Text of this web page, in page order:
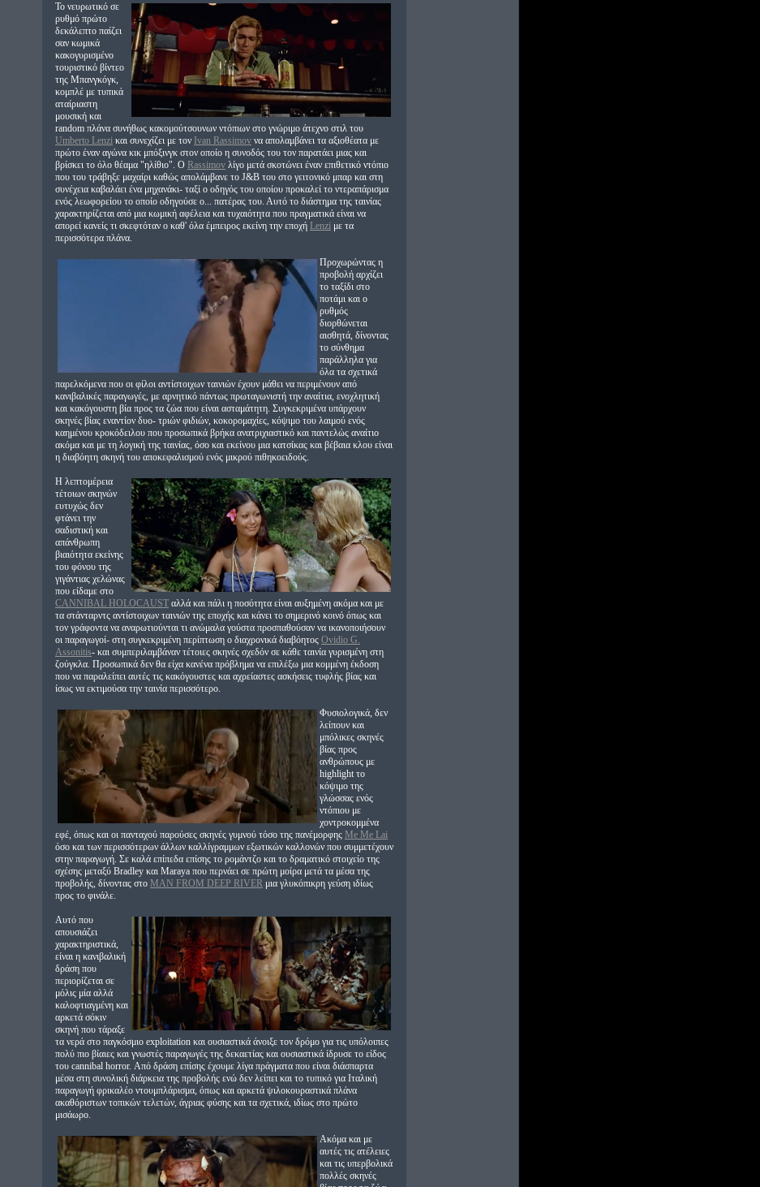
Το νευρωτικό σε
ρυθμό πρώτο
δεκάλεπτο παίζει
σαν κωμικά
κακογυρισμένο
τουριστικό βίντεο
της Μπανγκόγκ,
κομπλέ με τυπικά
αταίριαστη
μουσική και
random πλάνα συνήθως κακομούτσουνων ντόπιων στο γνώριμο άτεχνο στιλ του
Umberto Lenzi και συνεχίζει με τον Ivan Rassimov να απολαμβάνει τα αξιοθέατα με
πρώτο έναν αγώνα κικ μπόξινγκ στον οποίο η συνοδός του τον παρατάει μιας και
βρίσκει το όλο θέαμα "ηλίθιο". Ο Rassimov λίγο μετά σκοτώνει έναν επιθετικό ντόπιο
που του τράβηξε μαχαίρι καθώς απολάμβανε το J&B του στο γειτονικό μπαρ και στη
συνέχεια καβαλάει ένα μηχανάκι- ταξί ο οδηγός του οποίου προκαλεί το ντεραπάρισμα
ενός λεωφορείου το οποίο οδηγούσε ο... πατέρας του. Αυτό το διάστημα της ταινίας
χαρακτηρίζεται από μια κωμική αφέλεια και τυχαιότητα που πραγματικά είναι να
απορεί κανείς τι σκεφτόταν ο καθ' όλα έμπειρος εκείνη την εποχή Lenzi με τα
περισσότερα πλάνα.
Προχωρώντας η
προβολή αρχίζει
το ταξίδι στο
ποτάμι και ο
ρυθμός
διορθώνεται
αισθητά, δίνοντας
το σύνθημα
παράλληλα για
όλα τα σχετικά
παρελκόμενα που οι φίλοι αντίστοιχων ταινιών έχουν μάθει να περιμένουν από
κανιβαλικές παραγωγές, με αρνητικό πάντως πρωταγωνιστή την αναίτια, ενοχλητική
και κακόγουστη βία προς τα ζώα που είναι ασταμάτητη. Συγκεκριμένα υπάρχουν
σκηνές βίας εναντίον δυο- τριών φιδιών, κοκορομαχίες, κόψιμο του λαιμού ενός
καημένου κροκόδειλου που προσωπικά βρήκα ανατριχιαστικό και παντελώς αναίτιο
ακόμα και με τη λογική της ταινίας, όσο και εκείνου μια κατσίκας και βέβαια κλου είναι
η διαβόητη σκηνή του αποκεφαλισμού ενός μικρού πιθηκοειδούς.
Η λεπτομέρεια
τέτοιων σκηνών
ευτυχώς δεν
φτάνει την
σαδιστική και
απάνθρωπη
βιαιότητα εκείνης
του φόνου της
γιγάντιας χελώνας
που είδαμε στο
CANNIBAL HOLOCAUST αλλά και πάλι η ποσότητα είναι αυξημένη ακόμα και με
τα στάνταρντς αντίστοιχων ταινιών της εποχής και κάνει το σημερινό κοινό όπως και
τον γράφοντα να αναρωτιούνται τι ανώμαλα γούστα προσπαθούσαν να ικανοποιήσουν
οι παραγωγοί- στη συγκεκριμένη περίπτωση ο διαχρονικά διαβόητος Ovidio G.
Assonitis- και συμπεριλαμβάναν τέτοιες σκηνές σχεδόν σε κάθε ταινία γυρισμένη στη
ζούγκλα. Προσωπικά δεν θα είχα κανένα πρόβλημα να επιλέξω μια κομμένη έκδοση
που να παραλείπει αυτές τις κακόγουστες και αχρείαστες ασκήσεις τυφλής βίας και
ίσως να εκτιμούσα την ταινία περισσότερο.
Φυσιολογικά, δεν
λείπουν και
μπόλικες σκηνές
βίας προς
ανθρώπους με
highlight το
κόψιμο της
γλώσσας ενός
ντόπιου με
χοντροκομμένα
εφέ, όπως και οι πανταχού παρούσες σκηνές γυμνού τόσο της πανέμορφης Me Me Lai
όσο και των περισσότερων άλλων καλλίγραμμων εξωτικών καλλονών που συμμετέχουν
στην παραγωγή. Σε καλά επίπεδα επίσης το ρομάντζο και το δραματικό στοιχείο της
σχέσης μεταξύ Bradley και Maraya που περνάει σε πρώτη μοίρα μετά τα μέσα της
προβολής, δίνοντας στο MAN FROM DEEP RIVER μια γλυκόπικρη γεύση ιδίως
προς το φινάλε.
Αυτό που
απουσιάζει
χαρακτηριστικά,
είναι η κανιβαλική
δράση που
περιορίζεται σε
μόλις μία αλλά
καλοφτιαγμένη και
αρκετά σόκιν
σκηνή που τάραξε
τα νερά στο παγκόσμιο exploitation και ουσιαστικά άνοιξε τον δρόμο για τις υπόλοιπες
πολύ πιο βίαιες και γνωστές παραγωγές της δεκαετίας και ουσιαστικά ίδρυσε το είδος
του cannibal horror. Από δράση επίσης έχουμε λίγα πράγματα που είναι διάσπαρτα
μέσα στη συνολική διάρκεια της προβολής ενώ δεν λείπει και το τυπικό για Ιταλική
παραγωγή φρικαλέο ντουμπλάρισμα, όπως και αρκετά ψιλοκουραστικά πλάνα
ακαθόριστων τοπικών τελετών, άγριας φύσης και τα σχετικά, ιδίως στο πρώτο
μισάωρο.
Ακόμα και με
αυτές τις ατέλειες
και τις υπερβολικά
πολλές σκηνές